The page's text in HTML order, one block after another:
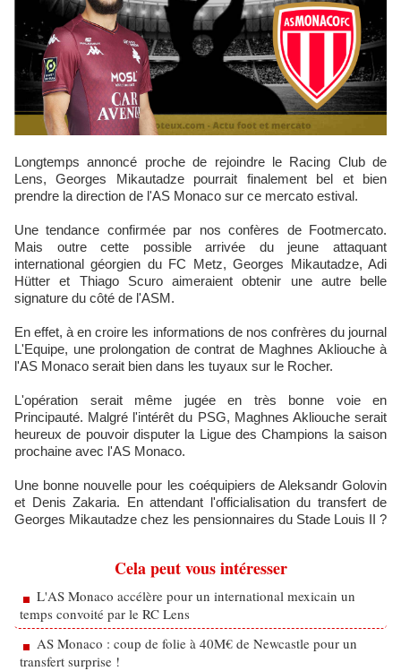
Longtemps annoncé proche de rejoindre le Racing Club de
Lens, Georges Mikautadze pourrait finalement bel et bien
prendre la direction de l'AS Monaco sur ce mercato estival.
Une tendance confirmée par nos confères de Footmercato.
Mais outre cette possible arrivée du jeune attaquant
international géorgien du FC Metz, Georges Mikautadze, Adi
Hütter et Thiago Scuro aimeraient obtenir une autre belle
signature du côté de l'ASM.
En effet, à en croire les informations de nos confrères du journal
L'Equipe, une prolongation de contrat de Maghnes Akliouche à
l'AS Monaco serait bien dans les tuyaux sur le Rocher.
L'opération serait même jugée en très bonne voie en
Principauté. Malgré l'intérêt du PSG, Maghnes Akliouche serait
heureux de pouvoir disputer la Ligue des Champions la saison
prochaine avec l'AS Monaco.
Une bonne nouvelle pour les coéquipiers de Aleksandr Golovin
et Denis Zakaria. En attendant l'officialisation du transfert de
Georges Mikautadze chez les pensionnaires du Stade Louis II ?
Cela peut vous intéresser
L'AS Monaco accélère pour un international mexicain un
temps convoité par le RC Lens
AS Monaco : coup de folie à 40M€ de Newcastle pour un
transfert surprise !